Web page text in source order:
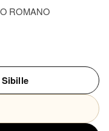
ROMANO